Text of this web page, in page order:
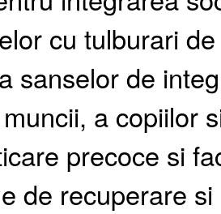
cu tulburari
sanselor de
a copiilor
precoce si
de recuperare